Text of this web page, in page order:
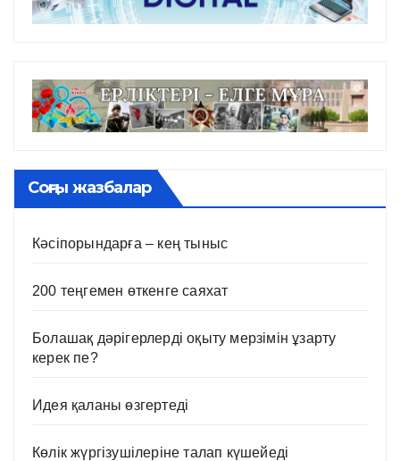
Соңғы жазбалар
Кәсіпорындарға – кең тыныс
200 теңгемен өткенге саяхат
Болашақ дәрігерлерді оқыту мерзімін ұзарту
керек пе?
Идея қаланы өзгертеді
Көлік жүргізушілеріне талап күшейеді